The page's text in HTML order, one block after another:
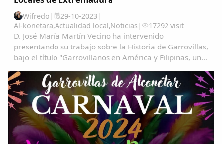
Wifredo | 29-10-2023|
Al-konetara,Actualidad local,Noticias | 17292 visit
D. José María Martín Vecino ha intervenido
presentando su trabajo sobre la Historia de Garrovillas,
bajo el título "Garrovillanos en América y Filipinas, una
AmeÃ&#140;&#129;rica-y-Filipinas-una...